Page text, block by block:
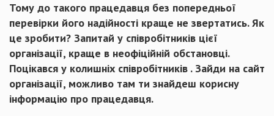
Тому до такого працедавця без попередньої
перевірки його надійності краще не звертатись. Як
це зробити? Запитай у співробітників цієї
організації, краще в неофіційній обстановці.
Поцікався у колишніх співробітників . Зайди на сайт
організації, можливо там ти знайдеш корисну
інформацію про працедавця.